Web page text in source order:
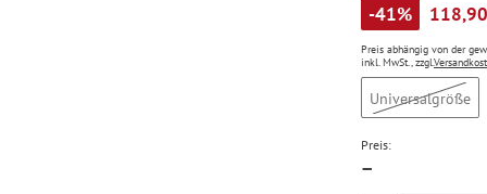
-41%
Preis abhängig von der
inkl. MwSt., zzgl.
Universalgröße
Preis:
—